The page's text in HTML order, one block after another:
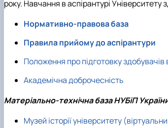
Дуальна форма навчання
Студентський сенат
Наукові гуртки
Анкетування
Скринька довіри
Популяризація природничих наук
року. Навчання в аспірантурі
Нормативно-правова база
Правила прийому до аспірантури
Положення про підготовку здобувачів
Академічна доброчесність
Матеріально-технічна база НУБіП
Музей історії університету